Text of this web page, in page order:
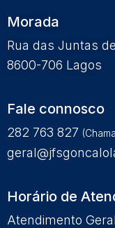
Morada
Rua das Juntas
8600-706 Lagos
Fale connosco
282 763 827
Horário de
Atendimento